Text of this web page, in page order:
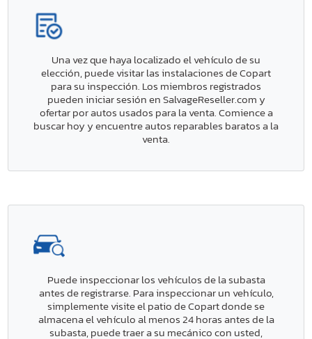
Una vez que haya localizado el vehículo de su
elección, puede visitar las instalaciones de Copart
para su inspección. Los miembros registrados
pueden iniciar sesión en SalvageReseller.com y
ofertar por autos usados para la venta. Comience a
buscar hoy y encuentre autos reparables baratos a la
venta.
Puede inspeccionar los vehículos de la subasta
antes de registrarse. Para inspeccionar un vehículo,
simplemente visite el patio de Copart donde se
almacena el vehículo al menos 24 horas antes de la
subasta, puede traer a su mecánico con usted,